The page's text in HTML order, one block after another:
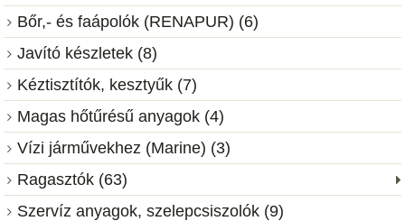
Bőr,- és faápolók (RENAPUR) (6)
Javító készletek (8)
Kéztisztítók, kesztyűk (7)
Magas hőtűrésű anyagok (4)
Vízi járművekhez (Marine) (3)
Ragasztók (63)
Szervíz anyagok, szelepcsiszolók (9)